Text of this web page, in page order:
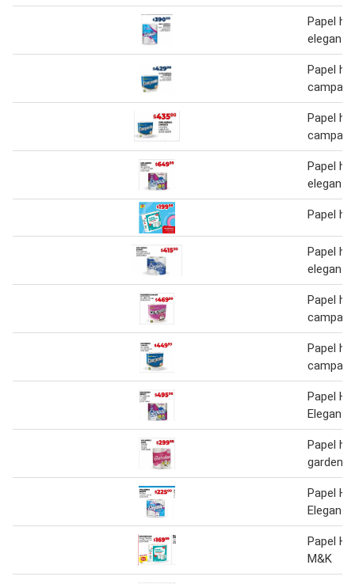
Papel
elegante
Papel
Papel
Papel
elegante
Papel
Papel
elegante
Papel
Papel
Papel
Elegante
Papel
garden
Papel
Elegante
Papel
M&K